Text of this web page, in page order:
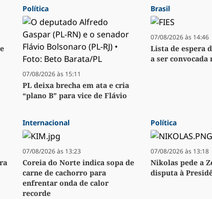
Política
07/08/2026 às 15:11
PL deixa brecha em ata e cria
“plano B” para vice de Flávio
Brasil
07/08/2026 às 14:46
Lista de espera
a ser convocada
Internacional
07/08/2026 às 13:23
Coreia do Norte indica sopa de
carne de cachorro para
enfrentar onda de calor
recorde
Política
07/08/2026 às 13:18
Nikolas pede a
disputa à